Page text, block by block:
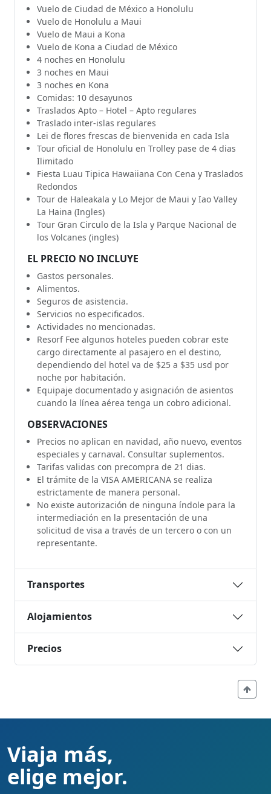
Vuelo de Ciudad de México a Honolulu
Vuelo de Honolulu a Maui
Vuelo de Maui a Kona
Vuelo de Kona a Ciudad de México
4 noches en Honolulu
3 noches en Maui
3 noches en Kona
Comidas: 10 desayunos
Traslados Apto – Hotel – Apto regulares
Traslado inter-islas regulares
Lei de flores frescas de bienvenida en cada Isla
Tour oficial de Honolulu en Trolley pase de 4 dias
Ilimitado
Fiesta Luau Tipica Hawaiiana Con Cena y Traslados
Redondos
Tour de Haleakala y Lo Mejor de Maui y Iao Valley
La Haina (Ingles)
Tour Gran Circulo de la Isla y Parque Nacional de
los Volcanes (ingles)
EL PRECIO NO INCLUYE
Gastos personales.
Alimentos.
Seguros de asistencia.
Servicios no especificados.
Actividades no mencionadas.
Resorf Fee algunos hoteles pueden cobrar este
cargo directamente al pasajero en el destino,
dependiendo del hotel va de $25 a $35 usd por
noche por habitación.
Equipaje documentado y asignación de asientos
cuando la línea aérea tenga un cobro adicional.
OBSERVACIONES
Precios no aplican en navidad, año nuevo, eventos
especiales y carnaval. Consultar suplementos.
Tarifas validas con precompra de 21 dias.
El trámite de la VISA AMERICANA se realiza
estrictamente de manera personal.
No existe autorización de ninguna índole para la
intermediación en la presentación de una
solicitud de visa a través de un tercero o con un
representante.
Transportes
Alojamientos
Precios
Viaja más,
elige mejor.